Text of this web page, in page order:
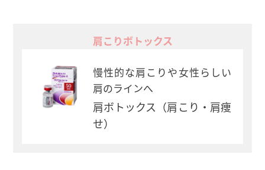
肩こりボトックス
慢性的な肩こりや女性らしい
肩のラインへ
肩ボトックス（肩こり・肩痩
せ）